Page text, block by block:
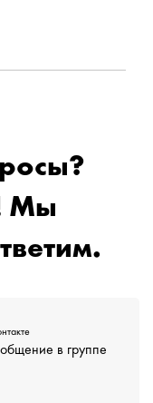
Мы
в группе